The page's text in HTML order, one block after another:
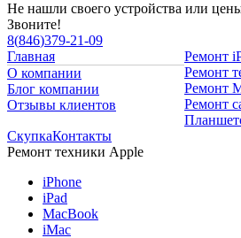
Не нашли своего устройства или
Звоните!
8(846)379-21-09
Главная
О компании
Блог компании
Отзывы клиентов
Ремонт
Ремонт
Ремонт
Ремонт
СкупкаКонтакты
Ремонт техники Apple
iPhone
iPad
MacBook
iMac